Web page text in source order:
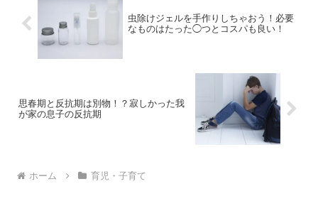
虫除けジェルを手作りしちゃおう！必要
なものはたった◯つとコスパも良い！
思春期と反抗期は別物！？寂しかった我
が家の息子の反抗期
ホーム 育児・子育て